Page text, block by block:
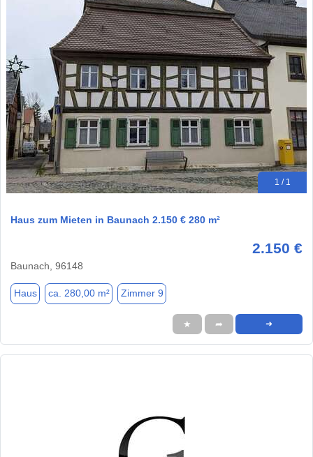
1 / 1
Haus zum Mieten in Baunach 2.150 € 280 m²
2.150 €
Baunach, 96148
Haus ca. 280,00 m² Zimmer 9
★ ➦ ➜